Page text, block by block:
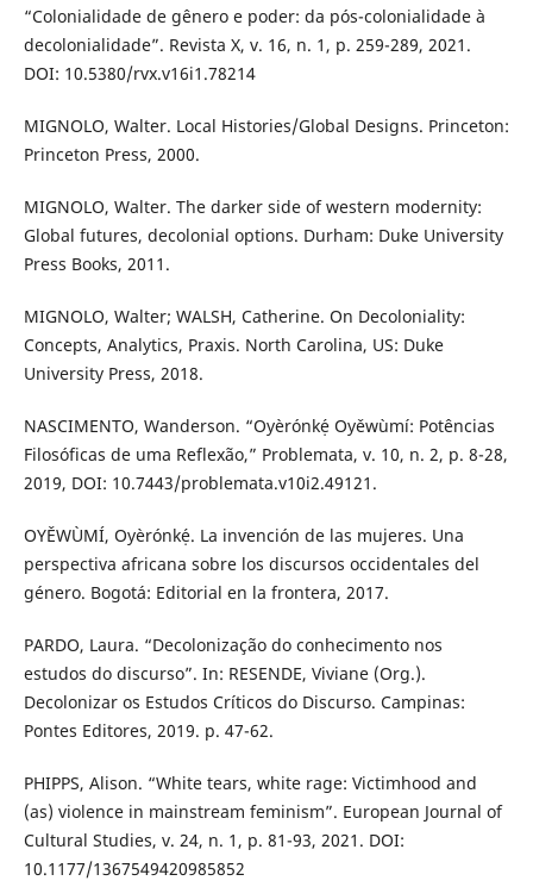
“Colonialidade de gênero e poder: da pós-colonialidade à
decolonialidade”. Revista X, v. 16, n. 1, p. 259-289, 2021.
DOI: 10.5380/rvx.v16i1.78214
MIGNOLO, Walter. Local Histories/Global Designs. Princeton:
Princeton Press, 2000.
MIGNOLO, Walter. The darker side of western modernity:
Global futures, decolonial options. Durham: Duke University
Press Books, 2011.
MIGNOLO, Walter; WALSH, Catherine. On Decoloniality:
Concepts, Analytics, Praxis. North Carolina, US: Duke
University Press, 2018.
NASCIMENTO, Wanderson. “Oyèrónkẹ́ Oyěwùmí: Potências
Filosóficas de uma Reflexão,” Problemata, v. 10, n. 2, p. 8-28,
2019, DOI: 10.7443/problemata.v10i2.49121.
OYĚWÙMÍ, Oyèrónkẹ́. La invención de las mujeres. Una
perspectiva africana sobre los discursos occidentales del
género. Bogotá: Editorial en la frontera, 2017.
PARDO, Laura. “Decolonização do conhecimento nos
estudos do discurso”. In: RESENDE, Viviane (Org.).
Decolonizar os Estudos Críticos do Discurso. Campinas:
Pontes Editores, 2019. p. 47-62.
PHIPPS, Alison. “White tears, white rage: Victimhood and
(as) violence in mainstream feminism”. European Journal of
Cultural Studies, v. 24, n. 1, p. 81-93, 2021. DOI:
10.1177/1367549420985852